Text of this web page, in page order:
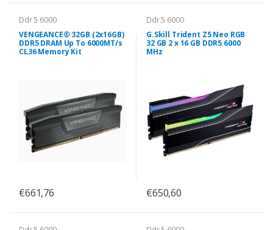
Ddr 5 6000
VENGEANCE® 32GB (2x16GB)
DDR5 DRAM Up To 6000MT/s
CL36 Memory Kit
€661,76
Ddr 5 6000
G.Skill Trident Z5 Neo RGB
32 GB 2 x 16 GB DDR5 6000
MHz
€650,60